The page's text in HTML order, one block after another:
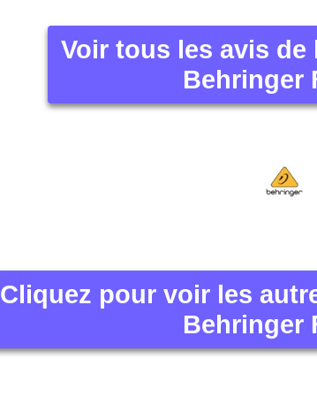
Voir tous les avis de
Behringer
Cliquez pour voir les
Behringer